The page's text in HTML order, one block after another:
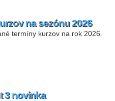
na sezónu 2026
termíny kurzov na rok 2026.
3 novinka